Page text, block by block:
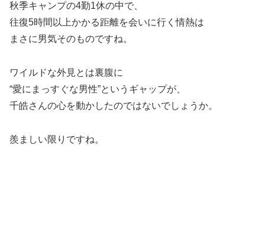
秋季キャンプの4勤1休の中で、
往復5時間以上かかる距離を会いに行く情熱は
まさに男気そのものですね。
ワイルドな外見とは裏腹に
“愛にまっすぐな男性”というギャップが、
千皓さんの心を動かしたのではないでしょうか。
羨ましい限りですね。